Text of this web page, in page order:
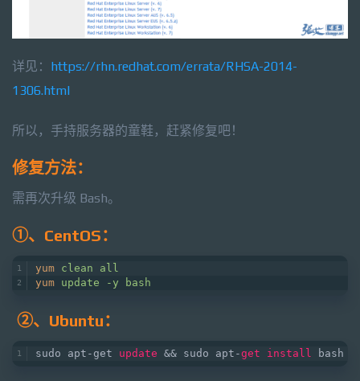
详见： https://rhn.redhat.com/errata/RHSA-2014-
1306.html
所以，手持服务器的童鞋，赶紧修复吧！
修复方法：
需再次升级 Bash。
①、CentOS：
yum clean all
yum update -y bash
②、Ubuntu：
sudo apt-get update && sudo apt-get install bash